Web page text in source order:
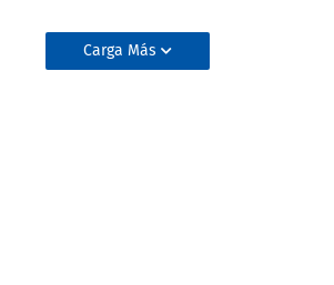
Carga Más